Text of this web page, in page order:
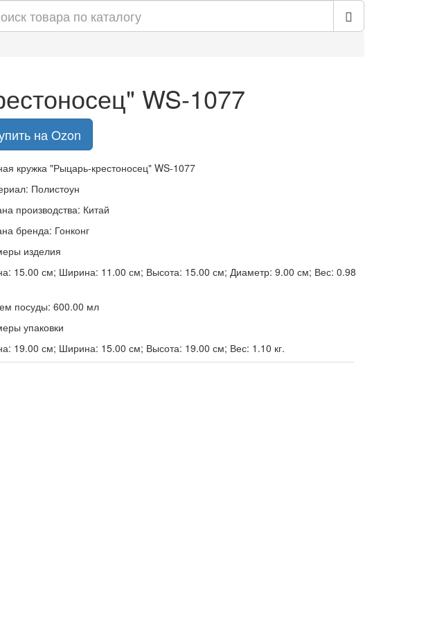
WS-1077
на Ozon
кружка "Рыцарь-крестоносец" WS-1077
Полистоун
производства: Китай
бренда: Гонконг
изделия
15.00 см; Ширина: 11.00 см; Высота: 15.00 см; Диаметр: 9.00 см; Вес: 0.98
посуды: 600.00 мл
упаковки
19.00 см; Ширина: 15.00 см; Высота: 19.00 см; Вес: 1.10 кг.